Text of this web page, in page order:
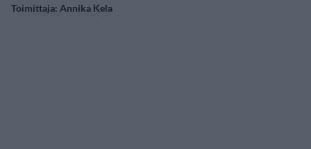
Toimittaja: Annika Kela